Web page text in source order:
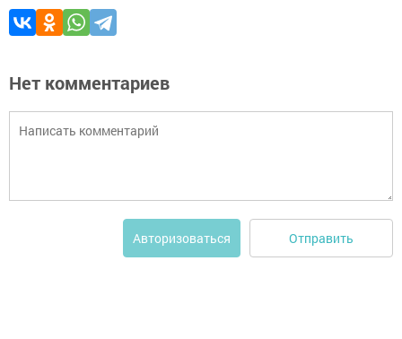
Нет комментариев
Авторизоваться Отправить